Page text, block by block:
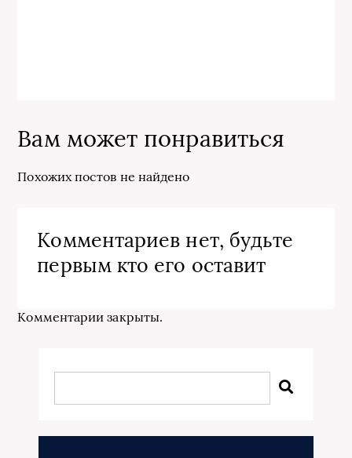
Вам может понравиться
Похожих постов не найдено
Комментариев нет, будьте
первым кто его оставит
Комментарии закрыты.